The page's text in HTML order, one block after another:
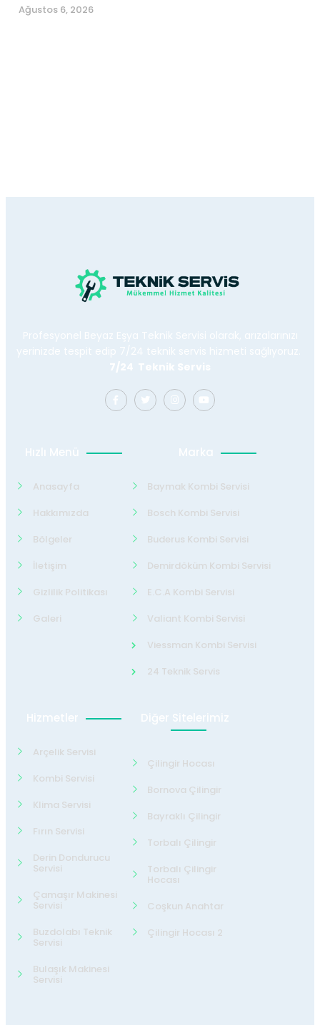
Ağustos 6, 2026
Profesyonel Beyaz Eşya Teknik Servisi olarak, arızalarınızı
yerinizde tespit edip 7/24 teknik servis hizmeti sağlıyoruz.
7/24 Teknik Servis
Hızlı Menü
Anasayfa
Hakkımızda
Bölgeler
İletişim
Gizlilik Politikası
Galeri
Marka
Baymak Kombi Servisi
Bosch Kombi Servisi
Buderus Kombi Servisi
Demirdöküm Kombi Servisi
E.C.A Kombi Servisi
Valiant Kombi Servisi
Viessman Kombi Servisi
24 Teknik Servis
Hizmetler
Arçelik Servisi
Kombi Servisi
Klima Servisi
Fırın Servisi
Derin Dondurucu
Servisi
Çamaşır Makinesi
Servisi
Buzdolabı Teknik
Servisi
Bulaşık Makinesi
Servisi
Diğer Sitelerimiz
Çilingir Hocası
Bornova Çilingir
Bayraklı Çilingir
Torbalı Çilingir
Torbalı Çilingir
Hocası
Coşkun Anahtar
Çilingir Hocası 2